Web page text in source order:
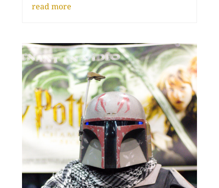
read more